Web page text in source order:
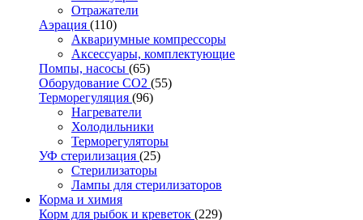
Отражатели
Аэрация (110)
Аквариумные компрессоры
Аксессуары, комплектующие
Помпы, насосы (65)
Оборудование CO2 (55)
Терморегуляция (96)
Нагреватели
Холодильники
Терморегуляторы
УФ стерилизация (25)
Стерилизаторы
Лампы для стерилизаторов
Корма и химия
Корм для рыбок и креветок (229)